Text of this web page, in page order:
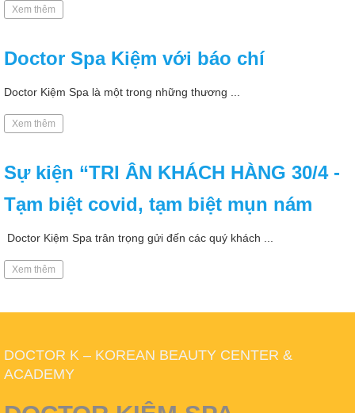
Xem thêm
Doctor Spa Kiệm với báo chí
Doctor Kiệm Spa là một trong những thương ...
Xem thêm
Sự kiện “TRI ÂN KHÁCH HÀNG 30/4 -
Tạm biệt covid, tạm biệt mụn nám
Doctor Kiệm Spa trân trọng gửi đến các quý khách ...
Xem thêm
DOCTOR K – KOREAN BEAUTY CENTER &
ACADEMY